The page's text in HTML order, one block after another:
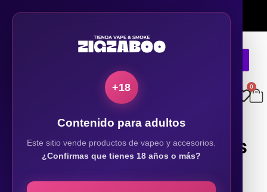
+18
Contenido para adultos
Este sitio vende productos de vapeo y accesorios.
¿Confirmas que tienes 18 años o más?
🚚Envío GRATIS en RM sobre$30.000 Ver comunas
0
Vaporizadores y cigarros
electrónicos